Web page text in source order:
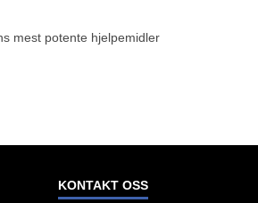
mest potente hjelpemidler
KONTAKT OSS